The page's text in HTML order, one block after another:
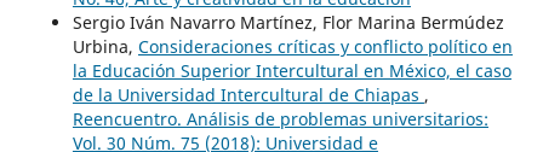
Sergio Iván Navarro Martínez, Flor Marina Bermúdez
Urbina, Consideraciones críticas y conflicto político en
la Educación Superior Intercultural en México, el caso
de la Universidad Intercultural de Chiapas ,
Reencuentro. Análisis de problemas universitarios:
Vol. 30 Núm. 75 (2018): Universidad e